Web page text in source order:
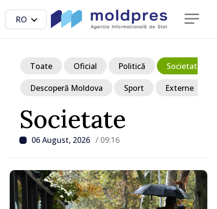
RO
Societate
06 August, 2026 / 09:16
Toate Oficial Politică Societate
Descoperă Moldova Sport Externe